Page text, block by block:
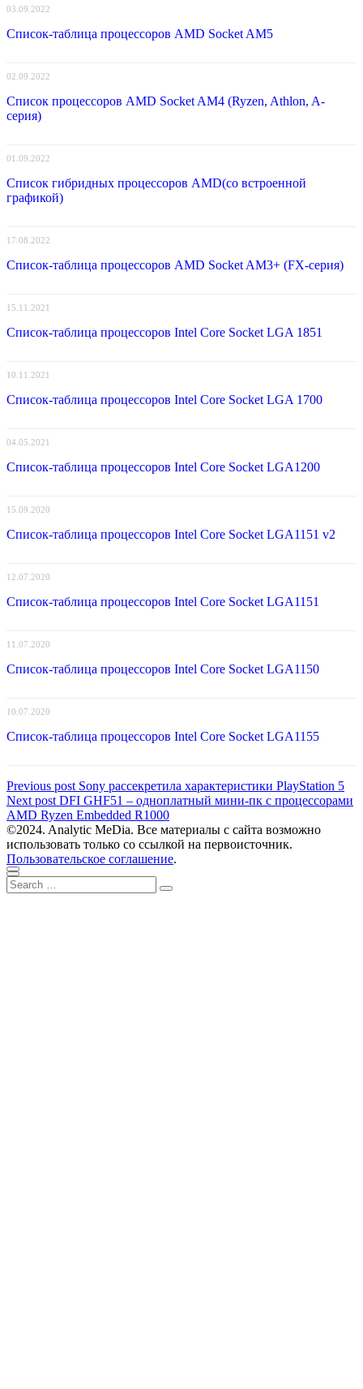
03.09.2022
Список-таблица процессоров AMD Socket AM5
02.09.2022
Список процессоров AMD Socket AM4 (Ryzen, Athlon, A-
серия)
01.09.2022
Список гибридных процессоров AMD(со встроенной
графикой)
17.08.2022
Список-таблица процессоров AMD Socket AM3+ (FX-серия)
15.11.2021
Список-таблица процессоров Intel Core Socket LGA 1851
10.11.2021
Список-таблица процессоров Intel Core Socket LGA 1700
04.05.2021
Список-таблица процессоров Intel Core Socket LGA1200
15.09.2020
Список-таблица процессоров Intel Core Socket LGA1151 v2
12.07.2020
Список-таблица процессоров Intel Core Socket LGA1151
11.07.2020
Список-таблица процессоров Intel Core Socket LGA1150
10.07.2020
Список-таблица процессоров Intel Core Socket LGA1155
Навигация
по
записям
Previous post Previous
post:
Sony рассекретила характеристики PlayStation 5
Next post Next
post:
DFI GHF51 – одноплатный мини-пк с процессорами
AMD Ryzen Embedded R1000
©2024. Analytic MeDia. Все материалы с сайта возможно
использовать только со ссылкой на первоисточник.
Пользовательское соглашение.
Scroll
to
Close
Search
for:
Search